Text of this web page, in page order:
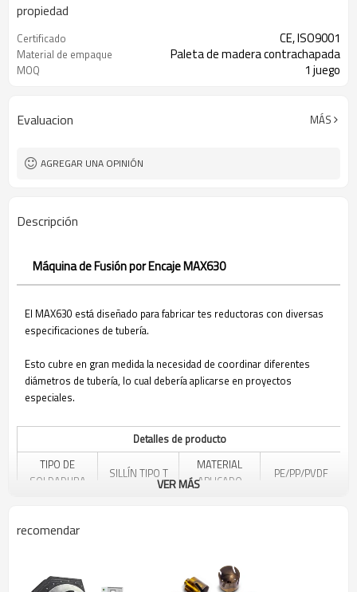
propiedad
Certificado CE, ISO9001
Material de empaque Paleta de madera contrachapada
MOQ 1 juego
Evaluacion MÁS
AGREGAR UNA OPINIÓN
Descripción
Máquina de Fusión por Encaje MAX630
El MAX630 está diseñado para fabricar tes reductoras con diversas
especificaciones de tubería.
Esto cubre en gran medida la necesidad de coordinar diferentes
diámetros de tubería, lo cual debería aplicarse en proyectos
especiales.
Detalles de producto
TIPO DE
SOLDADURA
SILLÍN TIPO T
MATERIAL
APLICADO
PE/PP/PVDF
AMBIENTE
Tabla de configuración estándar de MAX630 (Unidad: mm)
VER MÁS
recomendar